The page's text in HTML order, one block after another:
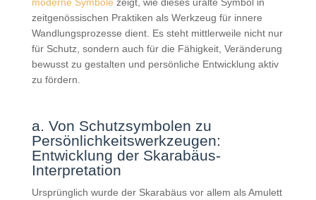
zeitgenössischen Praktiken als Werkzeug für innere
Wandlungsprozesse dient. Es steht mittlerweile nicht nur
für Schutz, sondern auch für die Fähigkeit, Veränderung
bewusst zu gestalten und persönliche Entwicklung aktiv
zu fördern.
a. Von Schutzsymbolen zu
Persönlichkeitswerkzeugen:
Entwicklung der Skarabäus-
Interpretation
Ursprünglich wurde der Skarabäus vor allem als Amulett